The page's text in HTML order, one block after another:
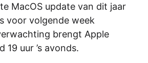
MacOS update van dit jaar
voor volgende week
brengt Apple
uur ’s avonds.